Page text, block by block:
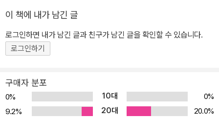
이 책에 내가 남긴 글
로그인하면 내가 남긴 글과 친구가 남긴 글을 확인할 수 있습니다.
로그인하기
구매자 분포
0% 10대
0%
9.2%
20대
20.0%